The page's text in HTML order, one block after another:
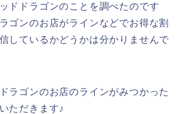
ドドラゴンのことを調べたのです
ゴンのお店がラインなどでお得な割
しているかどうかは分かりませんで
ラゴンのお店のラインがみつかった
ただきます♪